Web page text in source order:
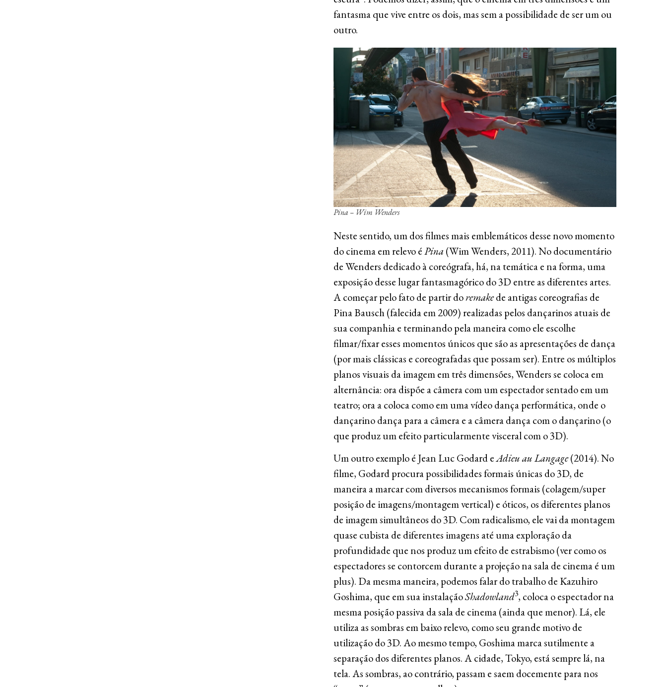
fantasma que vive entre os dois, mas sem a possibilidade de ser um ou
outro.
Pina – Wim Wenders
Neste sentido, um dos filmes mais emblemáticos desse novo momento
do cinema em relevo éPina (Wim Wenders, 2011). No documentário
de Wenders dedicado à coreógrafa, há, na temática e na forma, uma
exposição desse lugar fantasmagórico do 3D entre as diferentes artes.
A começar pelo fato de partir doremakede antigas coreografias de
Pina Bausch (falecida em 2009) realizadas pelos dançarinos atuais de
sua companhia e terminando pela maneira como ele escolhe
filmar/fixar esses momentos únicos que são as apresentações de dança
(por mais clássicas e coreografadas que possam ser). Entre os múltiplos
planos visuais da imagem em três dimensões, Wenders se coloca em
alternância: ora dispõe a câmera com um espectador sentado em um
teatro; ora a coloca como em uma vídeo dança performática, onde o
dançarino dança para a câmera e a câmera dança com o dançarino (o
que produz um efeito particularmente visceral com o 3D).
Um outro exemplo é Jean Luc Godard eAdieu au Langage(2014). No
filme, Godard procura possibilidades formais únicas do 3D, de
maneira a marcar com diversos mecanismos formais (colagem/super
posição de imagens/montagem vertical) e óticos, os diferentes planos
de imagem simultâneos do 3D. Com radicalismo, ele vai da montagem
quase cubista de diferentes imagens até uma exploração da
profundidade que nos produz um efeito de estrabismo (ver como os
espectadores se contorcem durante a projeção na sala de cinema é um
plus). Da mesma maneira, podemos falar do trabalho de Kazuhiro
Goshima, que em sua instalaçãoShadowland3, coloca o espectador na
mesma posição passiva da sala de cinema (ainda que menor). Lá, ele
utiliza as sombras em baixo relevo, como seu grande motivo de
utilização do 3D. Ao mesmo tempo, Goshima marca sutilmente a
separação dos diferentes planos. A cidade, Tokyo, está sempre lá, na
tela. As sombras, ao contrário, passam e saem docemente para nos